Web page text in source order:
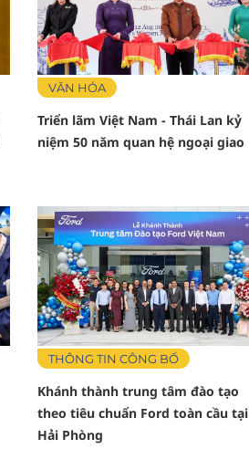
VĂN HÓA
Triển lãm Việt Nam - Thái Lan kỷ
niệm 50 năm quan hệ ngoại giao
THÔNG TIN CÔNG BỐ
Khánh thành trung tâm đào tạo
theo tiêu chuẩn Ford toàn cầu tại
Hải Phòng